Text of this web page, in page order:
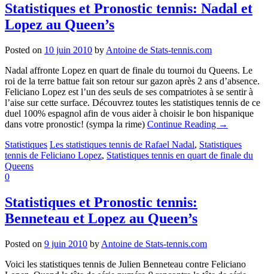
Statistiques et Pronostic tennis: Nadal et
Lopez au Queen’s
Posted on 10 juin 2010 by Antoine de Stats-tennis.com
Nadal affronte Lopez en quart de finale du tournoi du Queens. Le
roi de la terre battue fait son retour sur gazon après 2 ans d’absence.
Feliciano Lopez est l’un des seuls de ses compatriotes à se sentir à
l’aise sur cette surface. Découvrez toutes les statistiques tennis de ce
duel 100% espagnol afin de vous aider à choisir le bon hispanique
dans votre pronostic! (sympa la rime) Continue Reading →
Statistiques Les statistiques tennis de Rafael Nadal, Statistiques
tennis de Feliciano Lopez, Statistiques tennis en quart de finale du
Queens
0
Statistiques et Pronostic tennis:
Benneteau et Lopez au Queen’s
Posted on 9 juin 2010 by Antoine de Stats-tennis.com
Voici les statistiques tennis de Julien Benneteau contre Feliciano